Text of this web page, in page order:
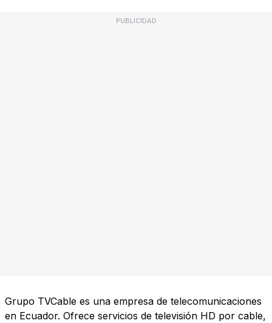
PUBLICIDAD
Grupo TVCable es una empresa de telecomunicaciones
en Ecuador. Ofrece servicios de televisión HD por cable,